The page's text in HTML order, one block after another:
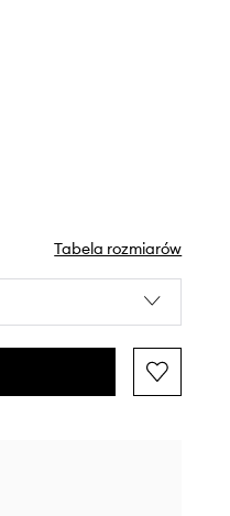
Tabela rozmiarów